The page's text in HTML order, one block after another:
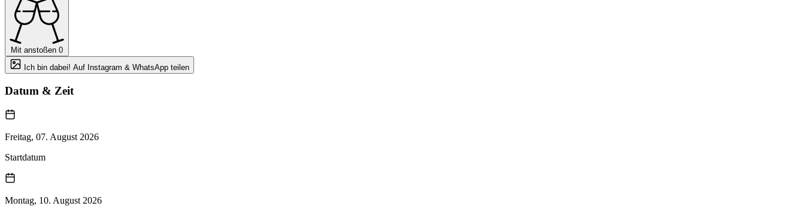
Mit anstoßen 0
Ich bin dabei! Auf Instagram & WhatsApp teilen
Datum & Zeit
Freitag, 07. August 2026
Startdatum
Montag, 10. August 2026